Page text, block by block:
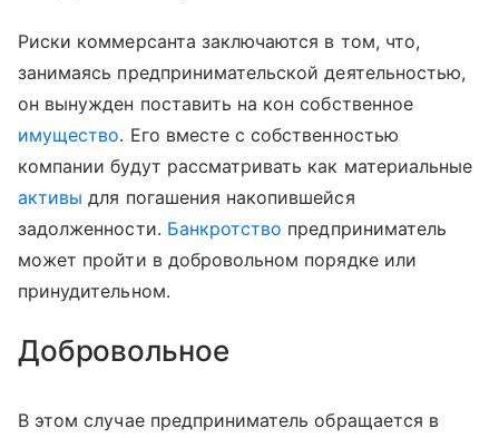
Риски коммерсанта заключаются в том, что,
занимаясь предпринимательской деятельностью,
он вынужден поставить на кон собственное
имущество. Его вместе с собственностью
компании будут рассматривать как материальные
активы для погашения накопившейся
задолженности. Банкротство предприниматель
может пройти в добровольном порядке или
принудительном.
Добровольное
В этом случае предприниматель обращается в